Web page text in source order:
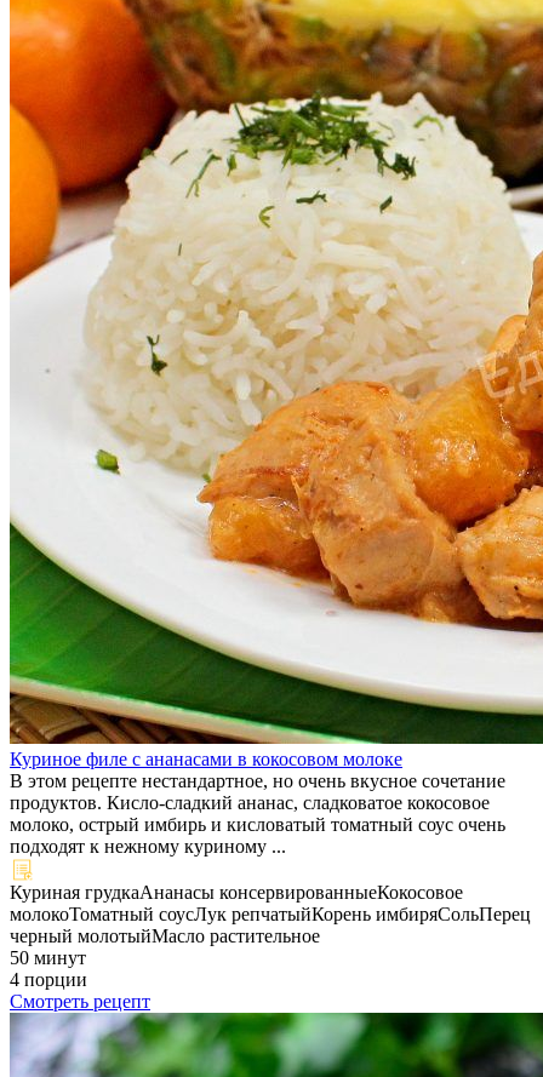
Куриное филе с ананасами в кокосовом молоке
В этом рецепте нестандартное, но очень вкусное сочетание
продуктов. Кисло-сладкий ананас, сладковатое кокосовое
молоко, острый имбирь и кисловатый томатный соус очень
подходят к нежному куриному ...
Куриная грудкаАнанасы консервированныеКокосовое
молокоТоматный соусЛук репчатыйКорень имбиряСольПерец
черный молотыйМасло растительное
50 минут
4 порции
Смотреть рецепт